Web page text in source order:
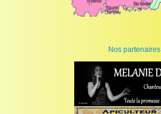
Nos partenaires